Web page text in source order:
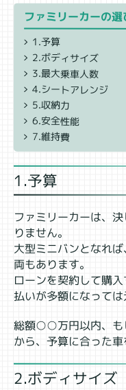
ファミリーカーの
1.予算
2.ボディサイズ
3.最大乗車人数
4.シートアレンジ
5.収納力
6.安全性能
7.維持費
1.予算
ファミリーカーは、
りません。
大型ミニバンとなれ
両もあります。
ローンを契約して購
払いが多額になっては
総額○○万円以内、も
から、予算に合った車
2.ボディサイズ